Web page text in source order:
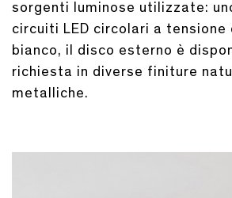
sorgenti luminose utilizzate:
circuiti LED circolari a tensione
bianco, il disco esterno è
richiesta in diverse finiture
metalliche.